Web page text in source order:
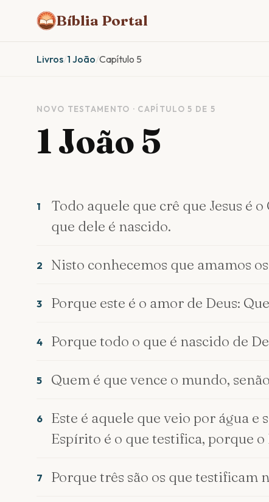
Bíblia Portal
Livros/1 João/Capítulo 5
NOVO TESTAMENTO · CAPÍTULO 5 DE 5
1 João 5
1
Todo aquele que crê que Jesus é
que dele é nascido.
2 Nisto conhecemos que amamos
3 Porque este é o amor de Deus:
4 Porque todo o que é nascido de
5 Quem é que vence o mundo,
6
Este é aquele que veio por água e
Espírito é o que testifica, porque
7 Porque três são os que testificam